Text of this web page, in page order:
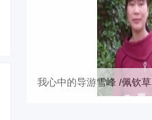
我心中的导游雪峰 /佩钦草